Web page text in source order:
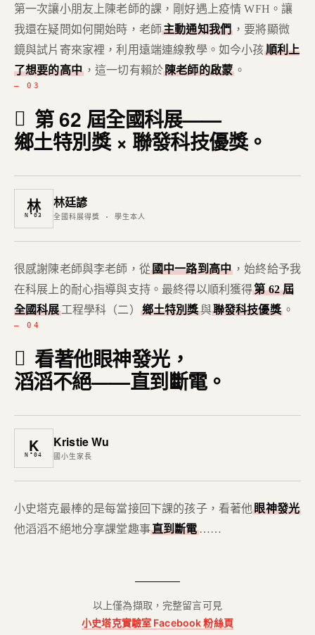
第一次讓小朋友上陳老師的課，剛好遇上疫情 WFH。讓
我還在疑問如何開始時，老師主動通知我們 ，要將顯微
鏡與試片寄來家裡，利用遠端連線教學。如今小孩順利上
了想要的高中，這一切有賴於陳老師的啟蒙 。
— 03
第 62 屆全國科展——
鄉土特別獎 × 聯發科技優獎。
林
N°03
林廷諺
全國科展得獎 · 學生本人
很感謝陳老師與李老師，從國中一路到高中 ，始終給予我
在科展上的耐心指導與支持。最終得以順利獲得第 62 屆
全國科展工程學科（二） 鄉土特別獎與聯發科技優獎。
— 04
看著他眼神發光，
滔滔不絕——直到斷電。
K
N°04
Kristie Wu
國小生家長
小史塔克最棒的是每當接回下課的孩子，看著他眼神發光
他滔滔不絕地分享課堂趣事直到斷電……
以上僅為擷取，完整留言可見
小史塔克實驗室 Facebook 粉絲頁